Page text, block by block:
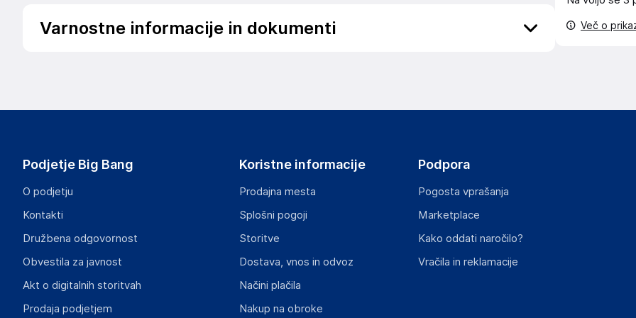
Varnostne informacije in dokumenti
hello@3mk.pl
Gospodarski subjekt s sedežem v EU, ki zagotavlja skladnost izdelka z zahtevanimi predpisi.
Poljska
Poljska
Več o
Podjetje Big Bang
O podjetju
Kontakti
Družbena odgovornost
Obvestila za javnost
Akt o digitalnih storitvah
Prodaja podjetjem
Koristne informacije
Prodajna mesta
Splošni pogoji
Storitve
Dostava, vnos in odvoz
Načini plačila
Nakup na obroke
Podpora
Pogosta vprašanja
Marketplace
Kako oddati naročilo?
Vračila in reklamacije